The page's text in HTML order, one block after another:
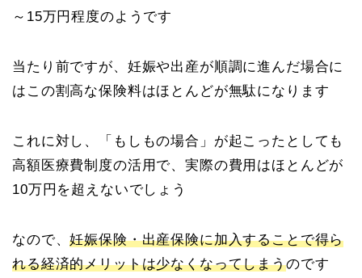
～15万円程度のようです
当たり前ですが、妊娠や出産が順調に進んだ場合に
はこの割高な保険料はほとんどが無駄になります
これに対し、「もしもの場合」が起こったとしても
高額医療費制度の活用で、実際の費用はほとんどが
10万円を超えないでしょう
なので、妊娠保険・出産保険に加入することで得ら
れる経済的メリットは少なくなってしまうのです